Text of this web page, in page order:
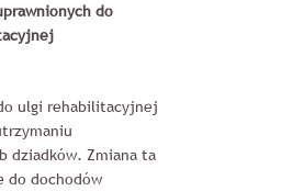
do
ulgi rehabilitacyjnej
dziadków. Zmiana ta
do dochodów